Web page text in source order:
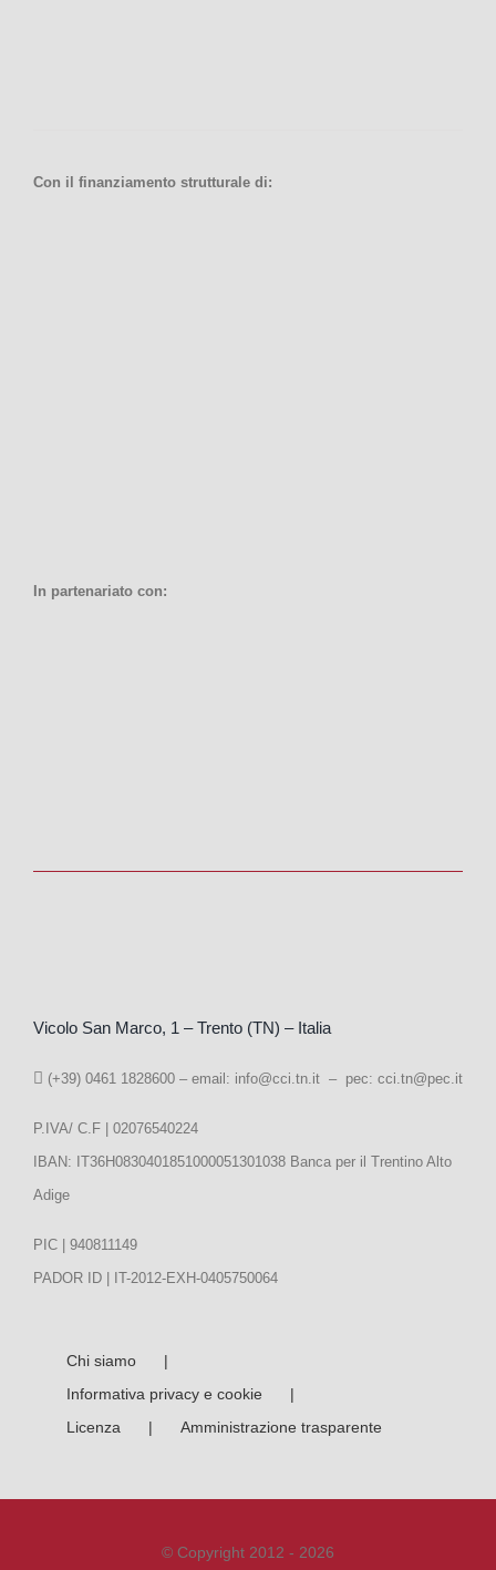
Con il finanziamento strutturale di:
In partenariato con:
Vicolo San Marco, 1 – Trento (TN) – Italia
(+39) 0461 1828600 – email: info@cci.tn.it – pec: cci.tn@pec.it
P.IVA/ C.F | 02076540224
IBAN: IT36H0830401851000051301038 Banca per il Trentino Alto
Adige
PIC | 940811149
PADOR ID | IT-2012-EXH-0405750064
Chi siamo
Informativa privacy e cookie
Licenza
Amministrazione trasparente
© Copyright 2012 - 2026